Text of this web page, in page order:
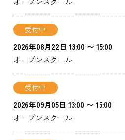
受付中
2026年08月22日 13:00 〜 15:00
オープンスクール
受付中
2026年09月05日 13:00 〜 15:00
オープンスクール